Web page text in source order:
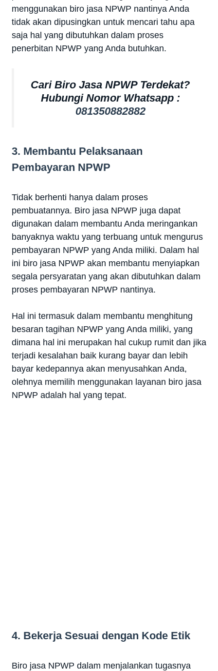
menggunakan biro jasa NPWP nantinya Anda
tidak akan dipusingkan untuk mencari tahu apa
saja hal yang dibutuhkan dalam proses
penerbitan NPWP yang Anda butuhkan.
Cari Biro Jasa NPWP Terdekat?
Hubungi Nomor Whatsapp :
081350882882
3. Membantu Pelaksanaan
Pembayaran NPWP
Tidak berhenti hanya dalam proses
pembuatannya. Biro jasa NPWP juga dapat
digunakan dalam membantu Anda meringankan
banyaknya waktu yang terbuang untuk mengurus
pembayaran NPWP yang Anda miliki. Dalam hal
ini biro jasa NPWP akan membantu menyiapkan
segala persyaratan yang akan dibutuhkan dalam
proses pembayaran NPWP nantinya.
Hal ini termasuk dalam membantu menghitung
besaran tagihan NPWP yang Anda miliki, yang
dimana hal ini merupakan hal cukup rumit dan jika
terjadi kesalahan baik kurang bayar dan lebih
bayar kedepannya akan menyusahkan Anda,
olehnya memilih menggunakan layanan biro jasa
NPWP adalah hal yang tepat.
4. Bekerja Sesuai dengan Kode Etik
Biro jasa NPWP dalam menjalankan tugasnya